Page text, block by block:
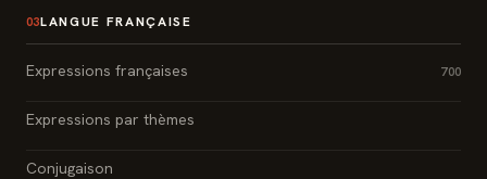
03LANGUE FRANÇAISE
Expressions françaises 700
Expressions par thèmes
Conjugaison